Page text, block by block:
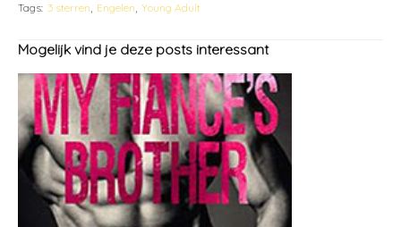
Tags: 3 sterren Engelen Young Adult
Mogelijk vind je deze posts interessant